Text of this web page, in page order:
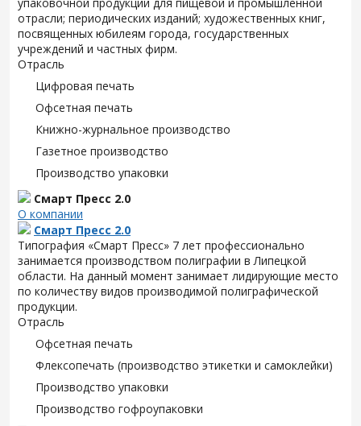
отрасли; периодических изданий; художественных книг,
посвященных юбилеям города, государственных
учреждений и частных фирм.
Отрасль
Цифровая печать
Офсетная печать
Книжно-журнальное производство
Газетное производство
Производство упаковки
Смарт Пресс 2.0
О компании
Смарт Пресс 2.0
Типография «Смарт Пресс» 7 лет профессионально
занимается производством полиграфии в Липецкой
области. На данный момент занимает лидирующие место
по количеству видов производимой полиграфической
продукции.
Отрасль
Офсетная печать
Флексопечать (производство этикетки и самоклейки)
Производство упаковки
Производство гофроупаковки